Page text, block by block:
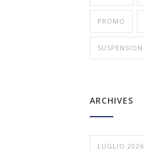
PROMO
SUSPENSION
ARCHIVES
LUGLIO 2026